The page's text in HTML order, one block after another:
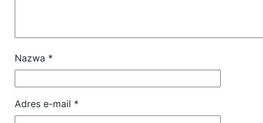
Nazwa *
Adres e-mail *